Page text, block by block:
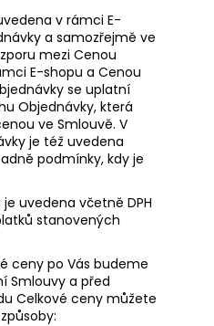
v rámci E-
a samozřejmě ve
mezi Cenou
E-shopu a Cenou
se uplatní
Objednávky, která
ve Smlouvě. V
je též uvedena
podmínky, kdy je
uvedena včetně DPH
stanovených
ceny po Vás budeme
Smlouvy a před
Celkové ceny můžete